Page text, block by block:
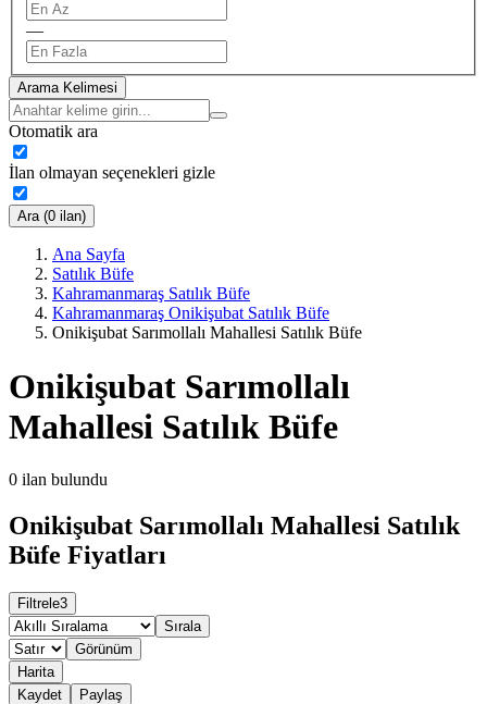
—
Arama Kelimesi
Otomatik ara
İlan olmayan seçenekleri gizle
Ara (0 ilan)
Ana Sayfa
Satılık Büfe
Kahramanmaraş Satılık Büfe
Kahramanmaraş Onikişubat Satılık Büfe
Onikişubat Sarımollalı Mahallesi Satılık Büfe
Onikişubat Sarımollalı
Mahallesi Satılık Büfe
0 ilan bulundu
Onikişubat Sarımollalı Mahallesi Satılık
Büfe Fiyatları
Filtrele3
Sırala
Görünüm
Harita
Kaydet
Paylaş